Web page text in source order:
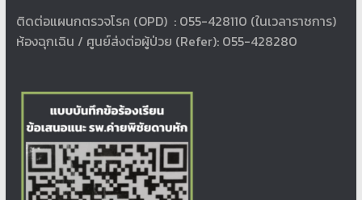
ติดต่อแผนกตรวจโรค (OPD) : 055-428110 (ในเวลาราชการ)
ห้องฉุกเฉิน / ศูนย์ส่งต่อผู้ป่วย (Refer): 055-428280